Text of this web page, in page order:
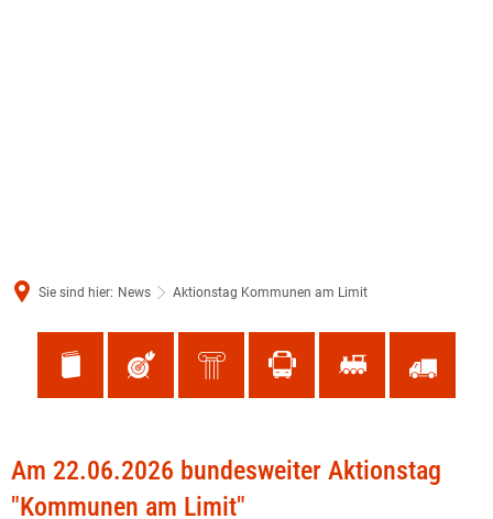
Sie sind hier: News Aktionstag Kommunen am Limit
Am 22.06.2026 bundesweiter Aktionstag
"Kommunen am Limit"